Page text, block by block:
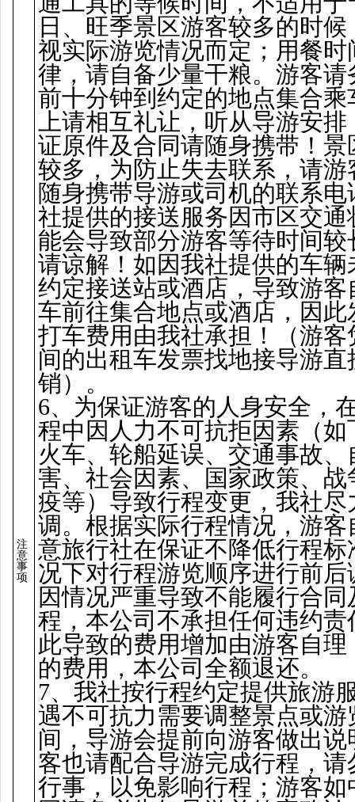
注
意
事
项
日、旺季景区游客较多的时候
视实际游览情况而定；用餐时
律，请自备少量干粮。游客请
前十分钟到约定的地点集合乘
上请相互礼让，听从导游安
证原件及合同请随身携带！景
较多，为防止失去联系，请游
随身携带导游或司机的联系电
社提供的接送服务因市区交通
能会导致部分游客等待时间较
请谅解！如因我社提供的车辆
约定接送站或酒店，导致游客
车前往集合地点或酒店，因此
打车费用由我社承担！（游客
间的出租车发票找地接导游直
销）。
6、为保证游客的人身安全，
程中因人力不可抗拒因素（如
火车、轮船延误、交通事故、
害、社会因素、国家政策、战
疫等）导致行程变更，我社尽
调。根据实际行程情况，游客
意旅行社在保证不降低行程标
况下对行程游览顺序进行前后
因情况严重导致不能履行合同
程，本公司不承担任何违约责
此导致的费用增加由游客自理
的费用，本公司全额退还。
7、我社按行程约定提供旅游
遇不可抗力需要调整景点或游
间，导游会提前向游客做出说
客也请配合导游完成行程，请
行事，以免影响行程；游客如